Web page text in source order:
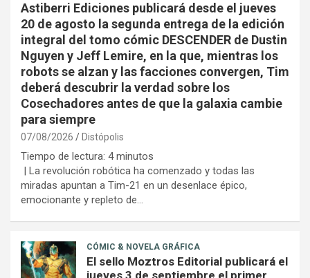
Astiberri Ediciones publicará desde el jueves
20 de agosto la segunda entrega de la edición
integral del tomo cómic DESCENDER de Dustin
Nguyen y Jeff Lemire, en la que, mientras los
robots se alzan y las facciones convergen, Tim
deberá descubrir la verdad sobre los
Cosechadores antes de que la galaxia cambie
para siempre
07/08/2026 Distópolis
Tiempo de lectura: 4 minutos
| La revolución robótica ha comenzado y todas las
miradas apuntan a Tim-21 en un desenlace épico,
emocionante y repleto de…
CÓMIC & NOVELA GRÁFICA
El sello Moztros Editorial publicará el